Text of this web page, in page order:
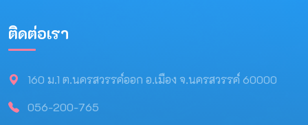
ติดต่อเรา
160 ม.1 ต.นครสวรรค์ออก อ.เมือง จ.นครสวรรค์ 60000
056-200-765